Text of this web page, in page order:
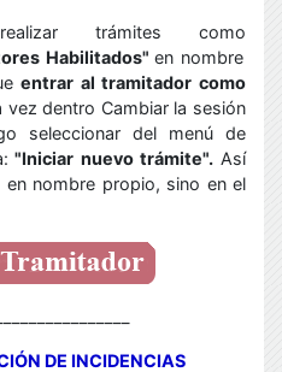
trámites como
Habilitados"en nombre
entrar al tramitador como
vez dentro Cambiar la sesión
seleccionar del menú de
"Iniciar nuevo trámite". Así
nombre propio, sino en el
DE INCIDENCIAS